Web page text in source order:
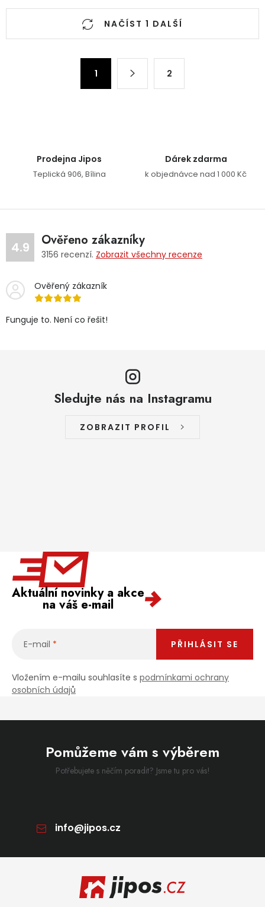
Ovládací prvky výpisuNAČÍST 1 DALŠÍ
1 2
Prodejna Jipos
Teplická 906, Bílina
Dárek zdarma
k objednávce nad 1 000 Kč
4.9 Ověřeno zákazníky
3156 recenzí. Zobrazit všechny recenze
Ověřený zákazník
Funguje to. Není co řešit!
Sledujte nás na Instagramu
ZOBRAZIT PROFIL
Aktuální novinky a akce
na váš e-mail
E-mail
Vložením e-mailu souhlasíte s podmínkami ochrany
osobních údajů
PŘIHLÁSIT SE
Pomůžeme vám s výběrem
Potřebujete s něčím poradit? Jsme tu pro vás!
info@jipos.cz